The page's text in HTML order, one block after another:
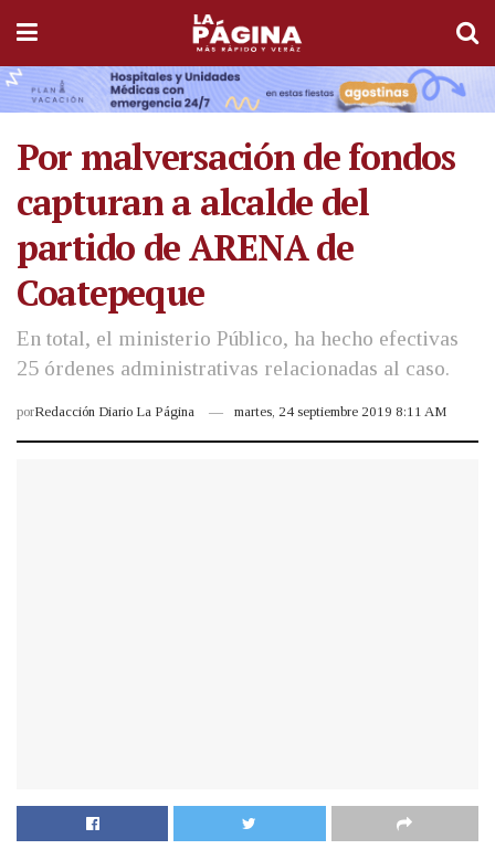
Por malversación de fondos
capturan a alcalde del
partido de ARENA de
Coatepeque
En total, el ministerio Público, ha hecho efectivas
25 órdenes administrativas relacionadas al caso.
porRedacción Diario La Página martes, 24 septiembre 2019 8:11 AM